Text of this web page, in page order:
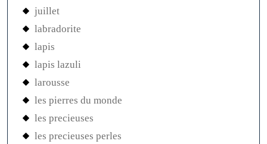
juillet
labradorite
lapis
lapis lazuli
larousse
les pierres du monde
les precieuses
les precieuses perles